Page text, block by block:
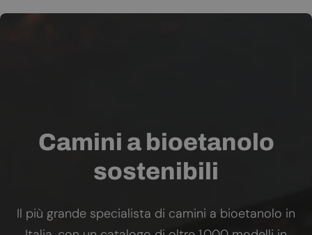
Camini a bioetanolo
sostenibili
Il più grande specialista di camini a bioetanolo in